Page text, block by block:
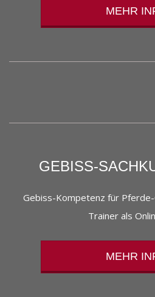
MEHR
GEBISS-
Gebiss-Kompetenz für
Trainer als
MEHR